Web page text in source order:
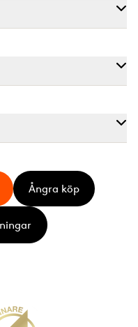
Ångra köp